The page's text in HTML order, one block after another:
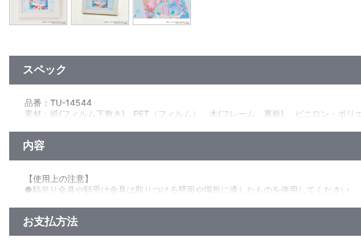
スペック
品番：TU-14544
素材：紙(フィルム下敷き)、PET（フィルム）、木(フレーム、裏板)、 ビニロン・ポ
内容
【使用上の注意】
●額吊り金具や額受け金具は取りつける壁面や場所に適したものを使用してください。
●汚れた場合は、柔らかい布でから拭きしてください。
●ベンジン、シンナー、アルコール類などは変色・変形・破損の原因になりますので
お支払方法